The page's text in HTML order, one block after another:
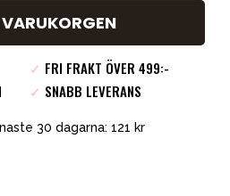
✓ FRI FRAKT ÖVER 499:-
✓ SNABB LEVERANS
30 dagarna: 121 kr